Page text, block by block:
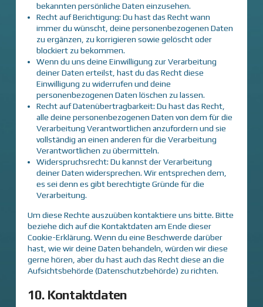
bekannten persönliche Daten einzusehen.
Recht auf Berichtigung: Du hast das Recht wann
immer du wünscht, deine personenbezogenen Daten
zu ergänzen, zu korrigieren sowie gelöscht oder
blockiert zu bekommen.
Wenn du uns deine Einwilligung zur Verarbeitung
deiner Daten erteilst, hast du das Recht diese
Einwilligung zu widerrufen und deine
personenbezogenen Daten löschen zu lassen.
Recht auf Datenübertragbarkeit: Du hast das Recht,
alle deine personenbezogenen Daten von dem für die
Verarbeitung Verantwortlichen anzufordern und sie
vollständig an einen anderen für die Verarbeitung
Verantwortlichen zu übermitteln.
Widerspruchsrecht: Du kannst der Verarbeitung
deiner Daten widersprechen. Wir entsprechen dem,
es sei denn es gibt berechtigte Gründe für die
Verarbeitung.
Um diese Rechte auszuüben kontaktiere uns bitte. Bitte
beziehe dich auf die Kontaktdaten am Ende dieser
Cookie-Erklärung. Wenn du eine Beschwerde darüber
hast, wie wir deine Daten behandeln, würden wir diese
gerne hören, aber du hast auch das Recht diese an die
Aufsichtsbehörde (Datenschutzbehörde) zu richten.
10. Kontaktdaten